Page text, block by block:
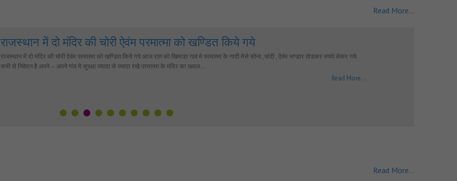
Read More...
राजस्थान में दो मंदिर की चोरी ऐवंम परमात्मा को खण्डित किये गये
राजस्थान में दो मंदिर की चोरी ऐवंम परमात्मा को खण्डित किये गये आज रात को खिमाडा गावं मे परमात्मा के गादी मेसे सोना ,चांदी , ऐवंम भण्डार तोडकर रुपये लेकर गये
सभी से निवेदन है अपने – अपने गांव मे सुरक्षा ज्यादा से ज्यादा रखे परमात्मा के मंदिर का ख्याल…
Read More...
Read More...